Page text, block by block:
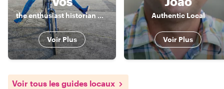
the enthusiast historian who takes you to the heart of the city
Voir Plus
Authentic Local
Voir Plus
Voir tous les guides locaux